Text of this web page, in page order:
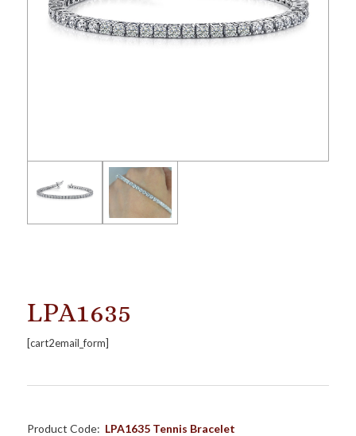
LPA1635
[cart2email_form]
Product Code: LPA1635Tennis Bracelet